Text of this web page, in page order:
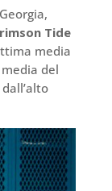
Tide
media
del